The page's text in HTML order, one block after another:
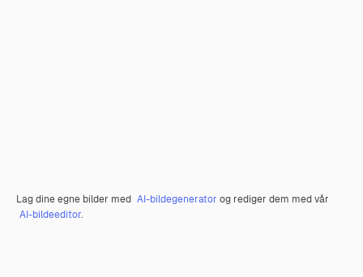
Lag dine egne bilder med AI-bildegenerator og rediger dem med vår
AI-bildeeditor.